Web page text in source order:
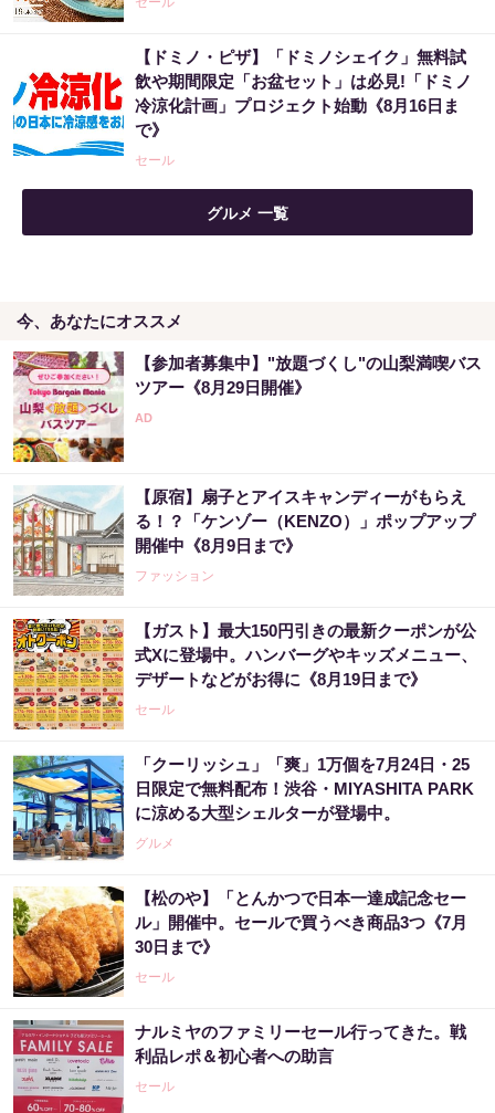
【ドミノ・ピザ】「ドミノシェイク」無料試
飲や期間限定「お盆セット」は必見!「ドミノ
冷涼化計画」プロジェクト始動《8月16日ま
で》
セール
グルメ 一覧
今、あなたにオススメ
【参加者募集中】"放題づくし"の山梨満喫バス
ツアー《8月29日開催》
【原宿】扇子とアイスキャンディーがもらえ
る！？「ケンゾー（KENZO）」ポップアップ
開催中《8月9日まで》
ファッション
【ガスト】最大150円引きの最新クーポンが公
式Xに登場中。ハンバーグやキッズメニュー、
デザートなどがお得に《8月19日まで》
セール
「クーリッシュ」「爽」1万個を7月24日・25
日限定で無料配布！渋谷・MIYASHITA PARK
に涼める大型シェルターが登場中。
グルメ
【松のや】「とんかつで日本一達成記念セー
ル」開催中。セールで買うべき商品3つ《7月
30日まで》
セール
ナルミヤのファミリーセール行ってきた。戦
利品レポ＆初心者への助言
セール